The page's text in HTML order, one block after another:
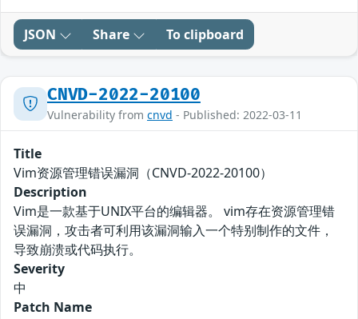
JSON Share To clipboard
CNVD-2022-20100
Vulnerability from cnvd - Published: 2022-03-11
Title
Vim资源管理错误漏洞（CNVD-2022-20100）
Description
Vim是一款基于UNIX平台的编辑器。 vim存在资源管理错
误漏洞，攻击者可利用该漏洞输入一个特别制作的文件，
导致崩溃或代码执行。
Severity
中
Patch Name